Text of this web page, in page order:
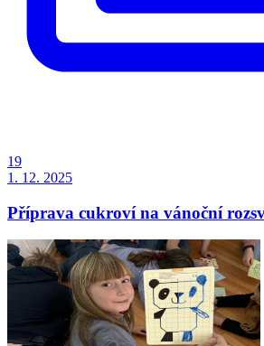
19
1. 12. 2025
Příprava cukroví na vánoční